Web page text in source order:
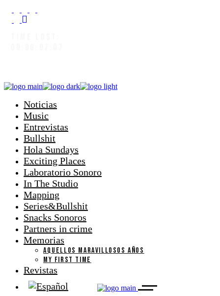
Noticias
Music
Entrevistas
Bullshit
Hola Sundays
Exciting Places
Laboratorio Sonoro
In The Studio
Mapping
Series&Bullshit
Snacks Sonoros
Partners in crime
Memorias
AQUELLOS MARAVILLOSOS AÑOS
MY FIRST TIME
Revistas